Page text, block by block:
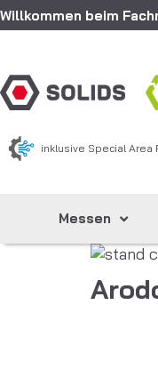
Willkommen beim
inklusive Special
Messen